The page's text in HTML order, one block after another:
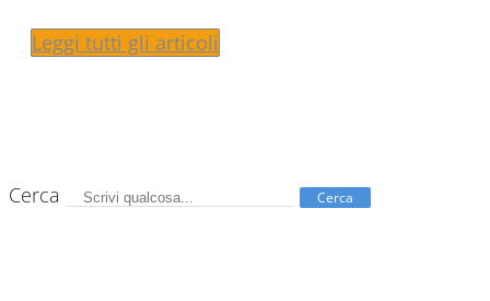
Leggi tutti gli articoli
Cerca Cerca